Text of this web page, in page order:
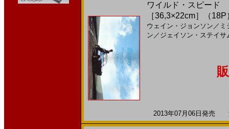
ワイルド・スピード
［36,3×22cm］（18P
ウェイン・ジョンソン ／
ン ／ ジェイソン・ステイサ
2013年07月06日発売